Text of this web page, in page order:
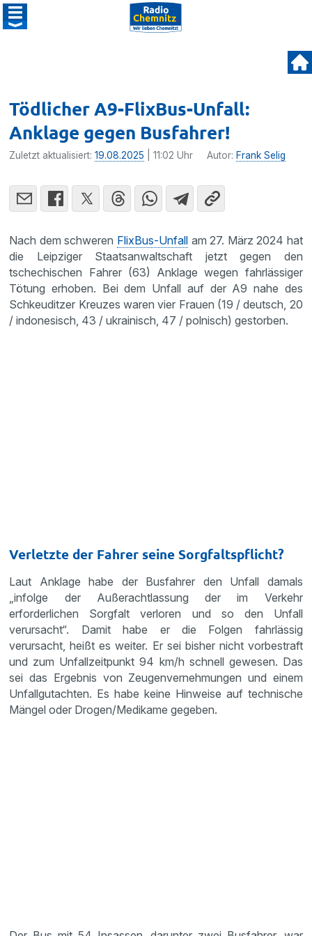
Tödlicher A9-FlixBus-Unfall:
Anklage gegen Busfahrer!
Zuletzt aktualisiert:19.08.2025 | 11:02 Uhr Autor: Frank Selig
Nach dem schweren FlixBus-Unfallam 27. März 2024 hat
die Leipziger Staatsanwaltschaft jetzt gegen den
tschechischen Fahrer (63) Anklage wegen fahrlässiger
Tötung erhoben. Bei dem Unfall auf der A9 nahe des
Schkeuditzer Kreuzes waren vier Frauen (19 / deutsch, 20
/ indonesisch, 43 / ukrainisch, 47 / polnisch) gestorben.
Verletzte der Fahrer seine Sorgfaltspflicht?
Laut Anklage habe der Busfahrer den Unfall damals
„infolge der Außerachtlassung der im Verkehr
erforderlichen Sorgfalt verloren und so den Unfall
verursacht“. Damit habe er die Folgen fahrlässig
verursacht, heißt es weiter. Er sei bisher nicht vorbestraft
und zum Unfallzeitpunkt 94 km/h schnell gewesen. Das
sei das Ergebnis von Zeugenvernehmungen und einem
Unfallgutachten. Es habe keine Hinweise auf technische
Mängel oder Drogen/Medikame gegeben.